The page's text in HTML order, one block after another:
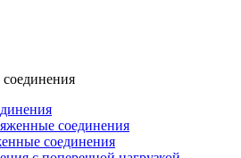
соединения
соединения